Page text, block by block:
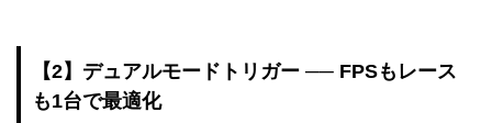
【2】デュアルモードトリガー ── FPSもレース
も1台で最適化